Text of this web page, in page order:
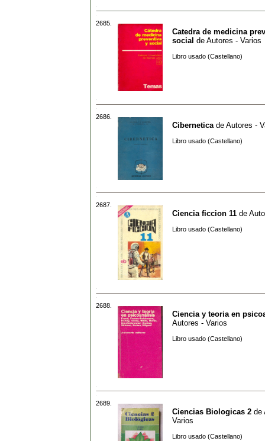
2685.
Catedra de medicina
social de Autores - Varios
Libro usado (Castellano)
2686.
Cibernetica de Autores -
Libro usado (Castellano)
2687.
Ciencia ficcion 11 de
Libro usado (Castellano)
2688.
Ciencia y teoria en
Autores - Varios
Libro usado (Castellano)
2689.
Ciencias Biologicas 2 de
Varios
Libro usado (Castellano)